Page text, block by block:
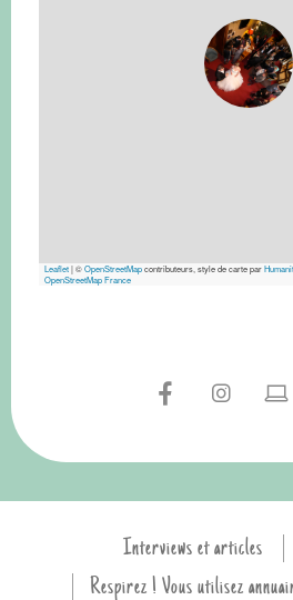
Leaflet|©OpenStreetMapcontributeurs, style de carte par
OpenStreetMap France
Interviews et articles
Respirez ! Vous utilisez